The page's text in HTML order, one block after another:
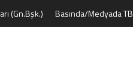
(Gn.Bşk.) Basında/Medyada